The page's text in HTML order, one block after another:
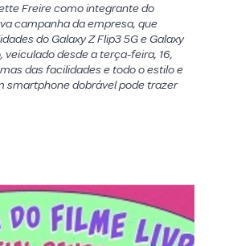
Freire como integrante do
campanha da empresa, que
do Galaxy Z Flip3 5G e Galaxy
veiculado desde a terça-feira, 16,
das facilidades e todo o estilo e
smartphone dobrável pode trazer